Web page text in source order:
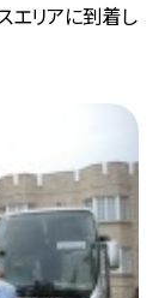
エリアに到着し